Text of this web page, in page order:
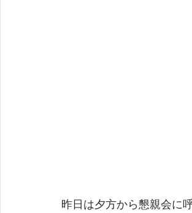
昨日は夕方から懇親会に